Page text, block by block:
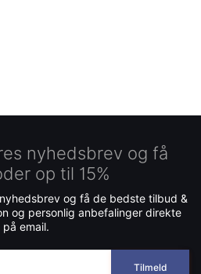
nyhedsbrev og få
op til 15%
og få de bedste tilbud &
og personlig anbefalinger direkte
på email.
Tilmeld